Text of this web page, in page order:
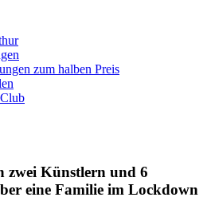
zum halben Preis
zwei Künstlern und 6
eine Familie im Lockdown